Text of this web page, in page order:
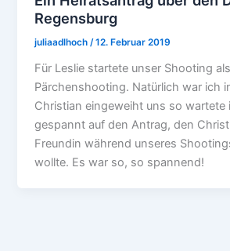
Regensburg
juliaadlhoch /12. Februar 2019
Für Leslie startete unser Shooting
Pärchenshooting. Natürlich war ich
Christian eingeweiht uns so wartete
gespannt auf den Antrag, den
Freundin während unseres
wollte. Es war so, so spannend!